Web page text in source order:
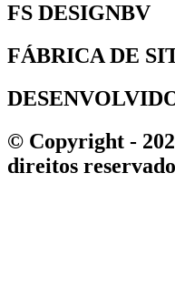
FS DESIGNBV
FÁBRICA DE
© Copyright -
direitos